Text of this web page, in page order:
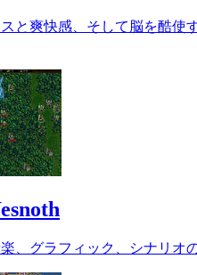
と爽快感、そして脳を酷使
、グラフィック、シナリオ